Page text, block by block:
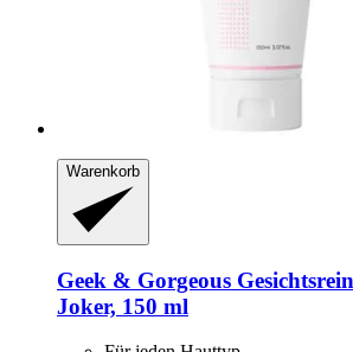
Warenkorb
Geek & Gorgeous
Joker, 150 ml